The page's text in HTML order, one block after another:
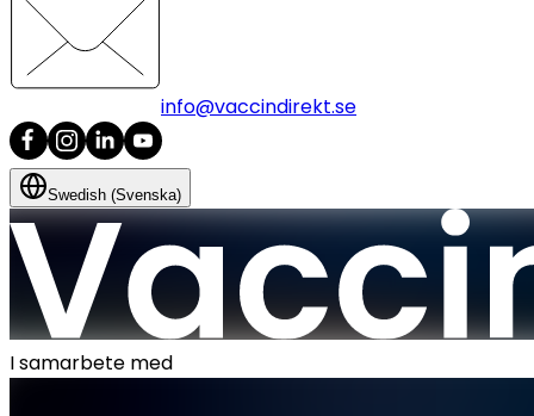
info@vaccindirekt.se
Swedish (Svenska)
I samarbete med